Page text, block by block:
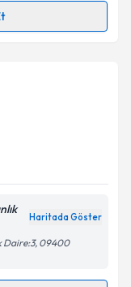
talebi
almanız için bir
Aydınlatma
belirtilen
Haritada Göster
Daire:3, 09400